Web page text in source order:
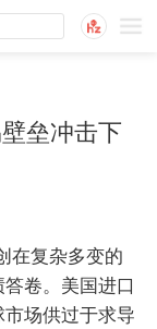
垒冲击下
在复杂多变的
卷。美国进口
场供过于求导